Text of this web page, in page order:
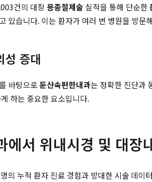
건의 대장용종절제술 실적을 통해 단순한
있습니다. 이는 환자가 여러 번 병원을 방
성 증대
바탕으로 둔산속편한내과는 정확한 진단과
하는 중요한 요소입니다.
에서 위내시경 및 대
의 누적 환자 진료 경험과 방대한 시술 데이